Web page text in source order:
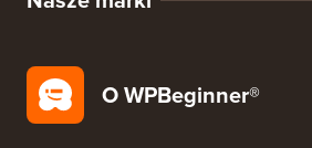
O WPBeginner®